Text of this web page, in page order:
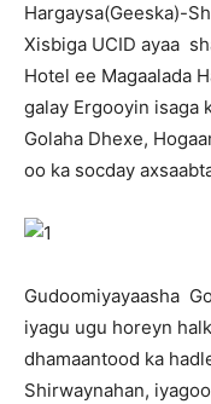
Hargaysa(Geeska)-
Xisbiga UCID ayaa
Hotel ee Magaalada
galay Ergooyin isaga
Golaha Dhexe,
oo ka socday
Gudoomiyayaasha
iyagu ugu horeyn
dhamaantood ka
Shirwaynahan,